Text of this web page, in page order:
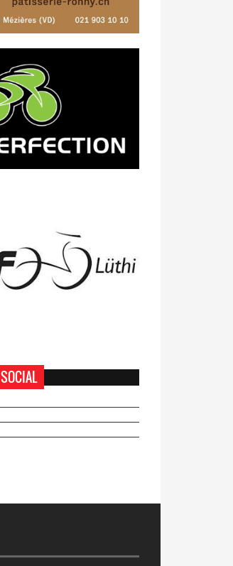
Classement Route -5e GP de
(TdC #2)
SOCIAL